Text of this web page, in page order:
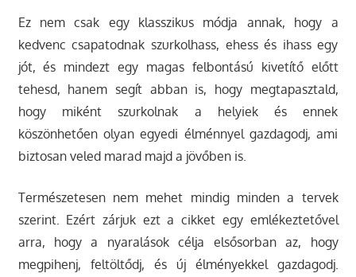
Ez nem csak egy klasszikus módja annak, hogy a
kedvenc csapatodnak szurkolhass, ehess és ihass egy
jót, és mindezt egy magas felbontású kivetítő előtt
tehesd, hanem segít abban is, hogy megtapasztald,
hogy miként szurkolnak a helyiek és ennek
köszönhetően olyan egyedi élménnyel gazdagodj, ami
biztosan veled marad majd a jövőben is.
Természetesen nem mehet mindig minden a tervek
szerint. Ezért zárjuk ezt a cikket egy emlékeztetővel
arra, hogy a nyaralások célja elsősorban az, hogy
megpihenj, feltöltődj, és új élményekkel gazdagodj.